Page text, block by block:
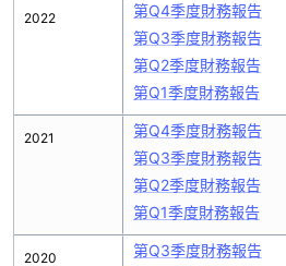
2022
2021
2020
第Q4季度財務報告
第Q3季度財務報告
第Q2季度財務報告
第Q1季度財務報告
第Q4季度財務報告
第Q3季度財務報告
第Q2季度財務報告
第Q1季度財務報告
第Q3季度財務報告